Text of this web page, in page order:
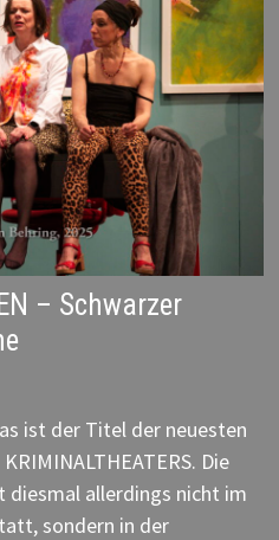
– Schwarzer
ist der Titel der neuesten
Die
diesmal allerdings nicht im
sondern in der